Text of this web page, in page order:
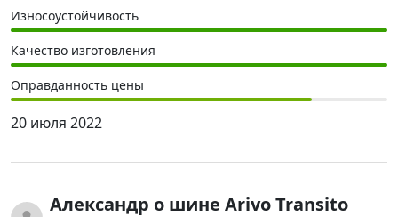
Износоустойчивость
Качество изготовления
Оправданность цены
20 июля 2022
Александр о шине Arivo Transito